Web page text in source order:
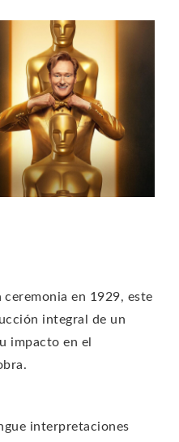
en 1929, este
integral de un
impacto en el
interpretaciones